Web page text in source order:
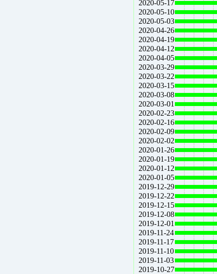
2020-05-17
2020-05-10
2020-05-03
2020-04-26
2020-04-19
2020-04-12
2020-04-05
2020-03-29
2020-03-22
2020-03-15
2020-03-08
2020-03-01
2020-02-23
2020-02-16
2020-02-09
2020-02-02
2020-01-26
2020-01-19
2020-01-12
2020-01-05
2019-12-29
2019-12-22
2019-12-15
2019-12-08
2019-12-01
2019-11-24
2019-11-17
2019-11-10
2019-11-03
2019-10-27